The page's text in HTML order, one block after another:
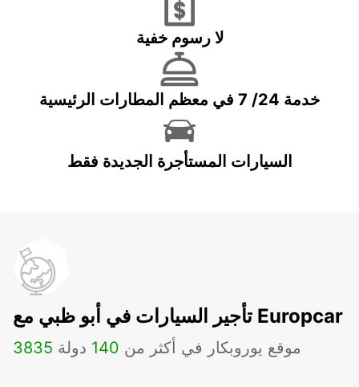
لا رسوم خفية
خدمة 24/ 7 في معظم المطارات الرئيسية
السيارات المستأجرة الجديدة فقط
تأجير السيارات في أبو ظبي مع Europcar
3835 موقع يوروبكار في أكثر من 140 دولة